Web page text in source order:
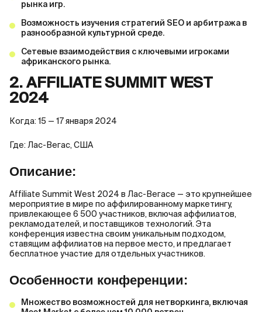
рынка игр.
Возможность изучения стратегий SEO и арбитража в
разнообразной культурной среде.
Сетевые взаимодействия с ключевыми игроками
африканского рынка.
2. AFFILIATE SUMMIT WEST
2024
Когда: 15 — 17 января 2024
Где: Лас-Вегас, США
Описание:
Affiliate Summit West 2024 в Лас-Вегасе — это крупнейшее
мероприятие в мире по аффилированному маркетингу,
привлекающее 6 500 участников, включая аффилиатов,
рекламодателей, и поставщиков технологий. Эта
конференция известна своим уникальным подходом,
ставящим аффилиатов на первое место, и предлагает
бесплатное участие для отдельных участников.
Особенности конференции:
Множество возможностей для нетворкинга, включая